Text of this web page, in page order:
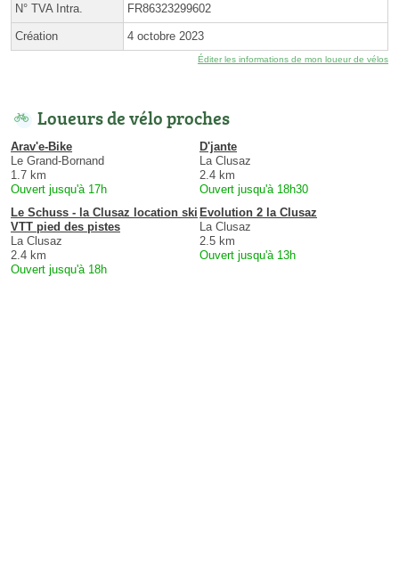
N° TVA Intra. FR86323299602
Création 4 octobre 2023
Éditer les informations de mon loueur de vélos
Loueurs de vélo proches
Arav'e-Bike
Le Grand-Bornand
1.7 km
Ouvert jusqu'à 17h
D'jante
La Clusaz
2.4 km
Ouvert jusqu'à 18h30
Le Schuss - la Clusaz location ski
VTT pied des pistes
La Clusaz
2.4 km
Ouvert jusqu'à 18h
Evolution 2 la Clusaz
La Clusaz
2.5 km
Ouvert jusqu'à 13h